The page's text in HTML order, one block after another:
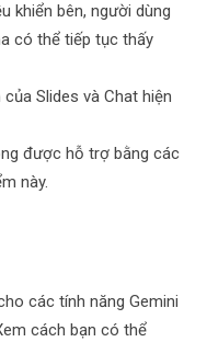
khiển bên, người dùng
có thể tiếp tục thấy
Slides và Chat hiện
được hỗ trợ bằng các
này.
các tính năng Gemini
cách bạn có thể